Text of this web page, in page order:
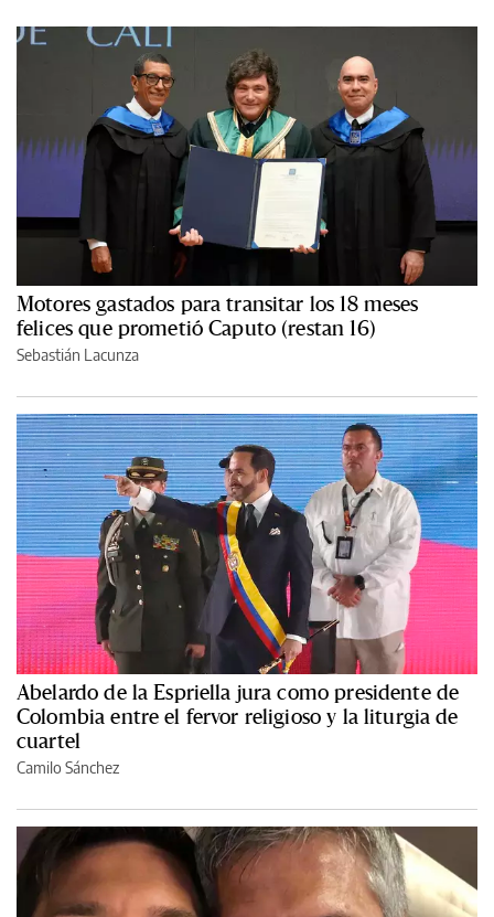
Motores gastados para transitar los 18 meses
felices que prometió Caputo (restan 16)
Sebastián Lacunza
Abelardo de la Espriella jura como presidente de
Colombia entre el fervor religioso y la liturgia de
cuartel
Camilo Sánchez